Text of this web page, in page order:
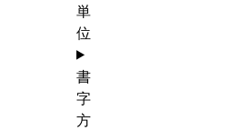
単
位
書
字
方